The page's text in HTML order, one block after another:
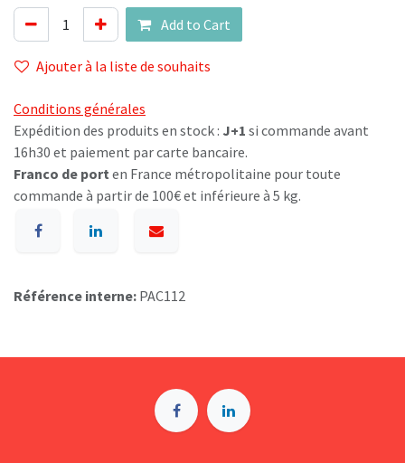
Add to Cart
Ajouter à la liste de souhaits
Conditions générales
Expédition des produits en stock : J+1 si commande avant
16h30 et paiement par carte bancaire.
Franco de port en France métropolitaine pour toute
commande à partir de 100€ et inférieure à 5 kg.
Référence interne: PAC112